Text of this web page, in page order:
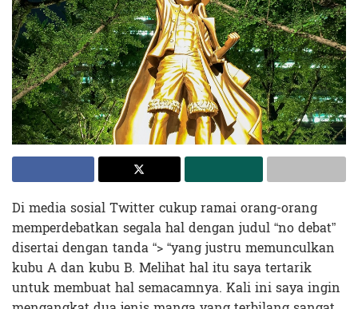
Di media sosial Twitter cukup ramai orang-orang
memperdebatkan segala hal dengan judul “no debat”
disertai dengan tanda “> “yang justru memunculkan
kubu A dan kubu B. Melihat hal itu saya tertarik
untuk membuat hal semacamnya. Kali ini saya ingin